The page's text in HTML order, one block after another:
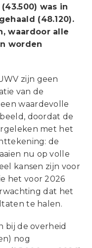
was in
(48.120).
waardoor alle
worden
zijn geen
van de
waardevolle
doordat de
met het
de
nu op volle
kansen zijn voor
het voor 2026
dat het
te halen.
bij de overheid
nog